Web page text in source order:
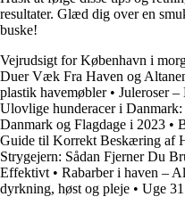
resultater. Glæd dig over en
buske!
Vejrudsigt for København i
Duer Væk Fra Haven og
plastik havemøbler• Juleroser
Ulovlige hunderacer i
Danmark og Flagdage i 2023 •
Guide til Korrekt Beskæring af
Strygejern: Sådan Fjerner Du
Effektivt • Rabarber i haven –
dyrkning, høst og pleje • Uge